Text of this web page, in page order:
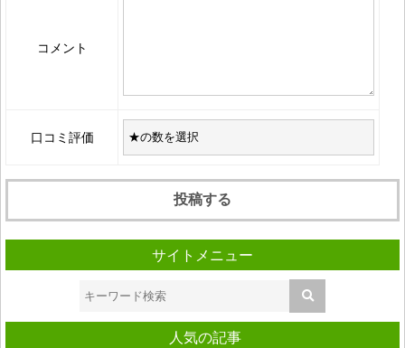
コメント
口コミ評価
サイトメニュー
人気の記事